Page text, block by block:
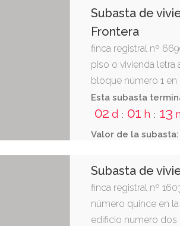
Subasta de
Frontera
finca registral nº
piso o vivienda letra
bloque número 1
retiro", en jerez de la
delicias. tiene una
cuadrado (116m2)
jardineras. linda: al
entrando zona
planta. referencia
Esta subasta
02 d : 01 h : 13
Valor de la subasta:
Subasta de
finca registral nº
número quince en
edificio numero dos